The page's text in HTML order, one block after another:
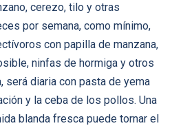
cerezo, tilo y otras
por semana, como mínimo,
con papilla de manzana,
ninfas de hormiga y otros
será diaria con pasta de yema
y la ceba de los pollos. Una
blanda fresca puede tornar el